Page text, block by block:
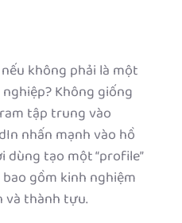
nếu không phải là một
Không giống
tập trung vào
nhấn mạnh vào hồ
dùng tạo một “profile”
gồm kinh nghiệm
và thành tựu.